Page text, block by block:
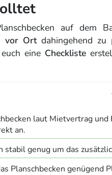
auf dem
vor Ortdahingehend zu
eine Checkliste
laut Mietvertrag
an.
stabil genug um das
Planschbecken genügend